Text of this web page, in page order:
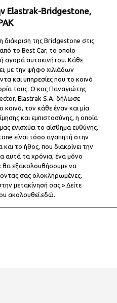
Elastrak-Bridgestone,
της Bridgestone στις
το Best Car, το οποίο
αγορά αυτοκινήτου. Κάθε
με την ψήφο χιλιάδων
και υπηρεσίες που το κοινό
τους. Ο κος Παναγιώτης
Elastrak S.A. δήλωσε
κοινό, τον κάθε έναν και μία
και εμπιστοσύνης, η οποία
ενισχύει το αίσθημα ευθύνης,
είναι τόσο αγαπητή στην
το ήθος, που διακρίνει την
τα χρόνια, ένα μόνο
θα εξακολουθήσουμε να
σας ολοκληρωμένες,
μετακίνησή σας.» Δείτε
ακολουθεί. εδώ.